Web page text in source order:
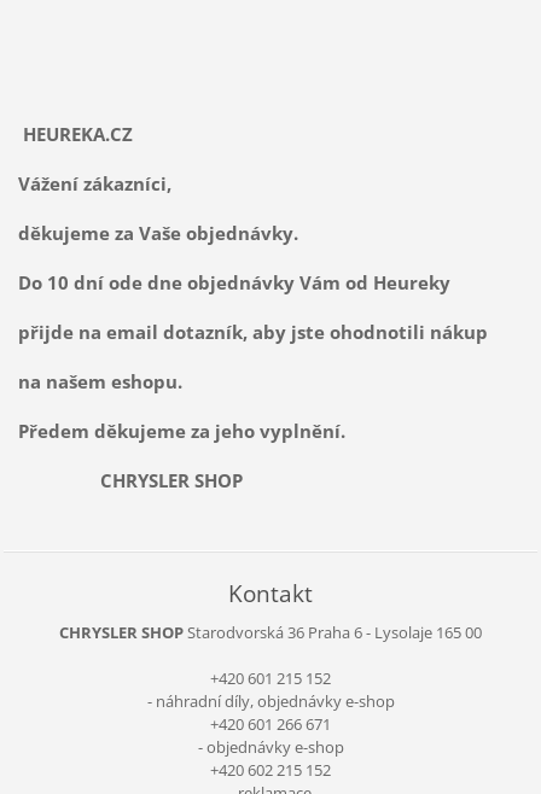
HEUREKA.CZ
Vážení zákazníci,
děkujeme za Vaše objednávky.
Do 10 dní ode dne objednávky Vám od Heureky
přijde na email dotazník, aby jste ohodnotili nákup
na našem eshopu.
Předem děkujeme za jeho vyplnění.
CHRYSLER SHOP
Kontakt
CHRYSLER SHOPStarodvorská 36 Praha 6 - Lysolaje 165 00
+420 601 215 152
- náhradní díly, objednávky e-shop
+420 601 266 671
- objednávky e-shop
+420 602 215 152